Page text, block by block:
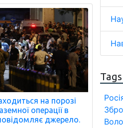
на порозі
операції в
джерело.
Tags